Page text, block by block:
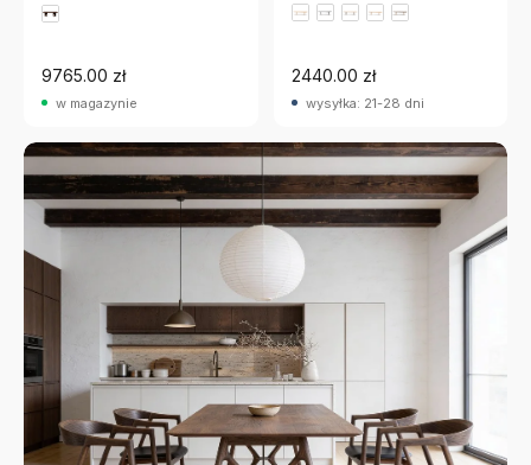
9765.00 zł
w magazynie
2440.00 zł
wysyłka: 21-28 dni